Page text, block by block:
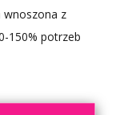
wnoszona z
150% potrzeb